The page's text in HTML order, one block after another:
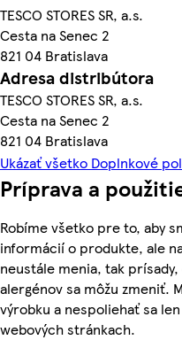
TESCO STORES SR, a.s.
Cesta na Senec 2
821 04 Bratislava
Adresa distribútora
TESCO STORES SR, a.s.
Cesta na Senec 2
821 04 Bratislava
Ukázať všetko Doplnkové
Príprava a
Robíme všetko pre to, aby
informácií o produkte, ale
neustále menia, tak
alergénov sa môžu zmeniť.
výrobku a nespoliehať sa
webových stránkach.